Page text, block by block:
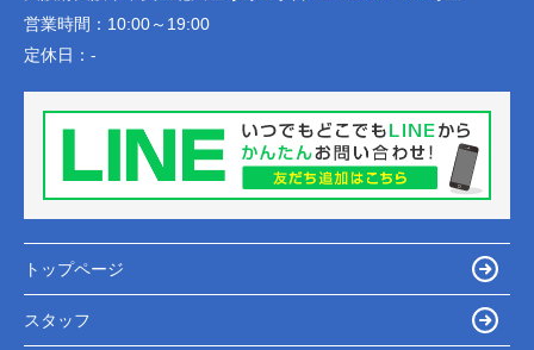
営業時間： 10:00～19:00
定休日： -
トップページ
スタッフ